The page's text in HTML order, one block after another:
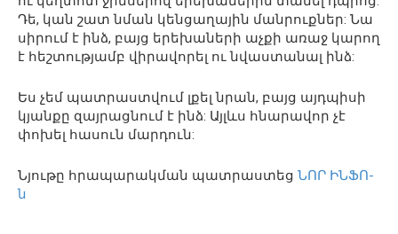
Դե, կան շատ նման կենցաղային մանրուքներ: Նա
սիրում է ինձ, բայց երեխաների աչքի առաջ կարող
է հեշտությամբ վիրավորել ու նվաստանալ ինձ:
Ես չեմ պատրաստվում լքել նրան, բայց այդպիսի
կյանքը զայրացնում է ինձ: Այլևս հնարավոր չէ
փոխել հասուն մարդուն:
Նյութը հրապարակման պատրաստեց ՆՈՐ ԻՆՖՈ-
ն